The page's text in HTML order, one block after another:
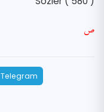
ص
Telegram